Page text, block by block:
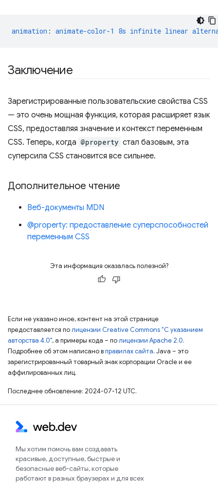
animation : animate-color-1 8s infinite linear
Заключение
Зарегистрированные пользовательские свойства CSS
— это очень мощная функция, которая расширяет язык
CSS, предоставляя значение и контекст переменным
CSS. Теперь, когда @property стал базовым, эта
суперсила CSS становится все сильнее.
Дополнительное чтение
Веб-документы MDN
@property: предоставление суперспособностей
переменным CSS
Эта информация оказалась полезной?
Если не указано иное, контент на этой странице
предоставляется полицензии Creative Commons "С указанием
авторства 4.0", а примеры кода – полицензии Apache 2.0.
Подробнее об этом написано вправилах сайта. Java – это
зарегистрированный товарный знак корпорации Oracle и ее
аффилированных лиц.
Последнее обновление: 2024-07-12 UTC.
Мы хотим помочь вам создавать
красивые, доступные, быстрые и
безопасные веб-сайты, которые
работают в разных браузерах и для всех